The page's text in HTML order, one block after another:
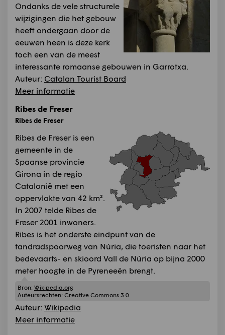
Ondanks de vele structurele
wijzigingen die het gebouw
heeft ondergaan door de
eeuwen heen is deze kerk
toch een van de meest
interessante romaanse gebouwen in Garrotxa.
Auteur: Catalan Tourist Board
Meer informatie
Ribes de Freser
Ribes de Freser
Ribes de Freser is een
gemeente in de
Spaanse provincie
Girona in de regio
Catalonië met een
oppervlakte van 42 km².
In 2007 telde Ribes de
Freser 2001 inwoners.
Ribes is het onderste eindpunt van de
tandradspoorweg van Núria, die toeristen naar het
bedevaarts- en skioord Vall de Núria op bijna 2000
meter hoogte in de Pyreneeën brengt.
Bron: Wikipedia.org
Auteursrechten: Creative Commons 3.0
Auteur: Wikipedia
Meer informatie